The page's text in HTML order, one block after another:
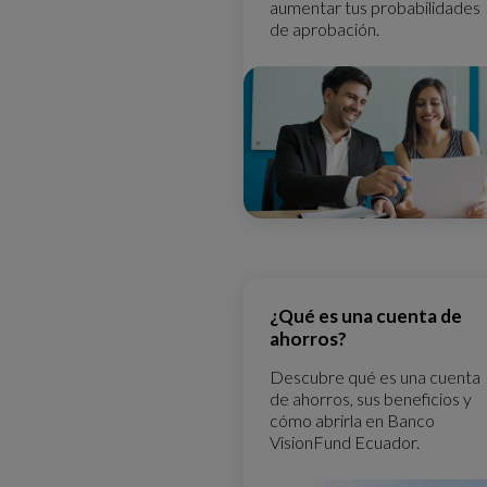
aumentar tus probabilidades
de aprobación.
¿Qué es una cuenta de
ahorros?
Descubre qué es una cuenta
de ahorros, sus beneficios y
cómo abrirla en Banco
VisionFund Ecuador.